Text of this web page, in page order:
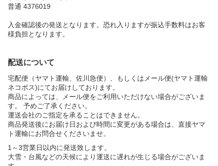
普通 4376019
入金確認後の発送となります。恐れ入りますが振込手数料はお客
様負担となります。
配送について
宅配便（ヤマト運輸、佐川急便）、もしくはメール便(ヤマト運輸
ネコポス)にてお届けしております。
商品によっては、メール便をご利用いただけない場合がございま
す。 予めご了承ください。
運送会社のご指定を承ることはできません。
商品発送後にお届け日および時間に変更がある場合は、直接ヤマ
ト運輸にお問合せくださいませ。
1～3営業日以内に発送致します。
大雪・台風などの天候により運送に遅れが生じる場合がございま